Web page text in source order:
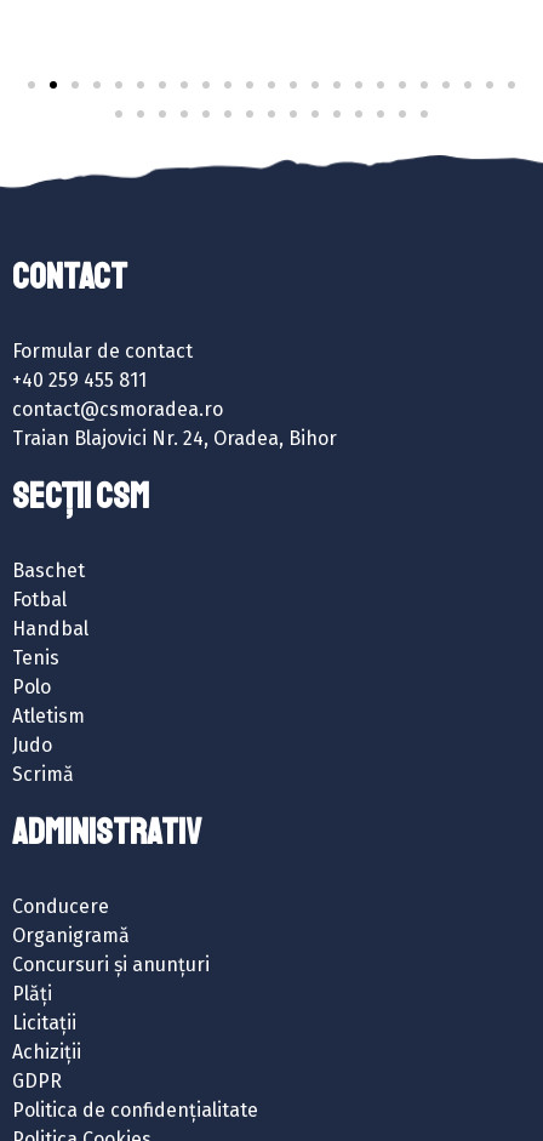
Contact
Formular de contact
+40 259 455 811
contact@csmoradea.ro
Traian Blajovici Nr. 24, Oradea, Bihor
SECȚII CSM
Baschet
Fotbal
Handbal
Tenis
Polo
Atletism
Judo
Scrimă
ADMINISTRATIV
Conducere
Organigramă
Concursuri și anunțuri
Plăți
Licitații
Achiziții
GDPR
Politica de confidențialitate